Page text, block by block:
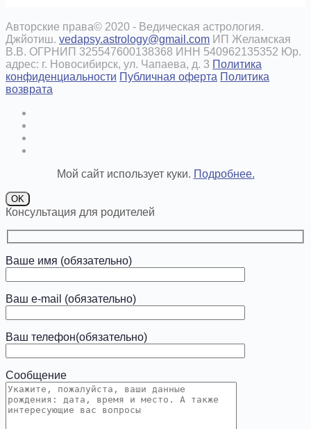
Авторские права© 2020 - Ведическая астрология.
Джйотиш. vedapsy.astrology@gmail.com ИП Желамская
В.В. ОГРНИП 325547600138368 ИНН 540962135352 Юр.
адрес: г. Новосибирск, ул. Чапаева, д. 3 Политика
конфиденциальности Публичная оферта Политика
возврата
Мой сайт использует куки. Подробнее.
OK
Консультация для родителей
Ваше имя (обязательно)
Ваш e-mail (обязательно)
Ваш телефон(обязательно)
Сообщение